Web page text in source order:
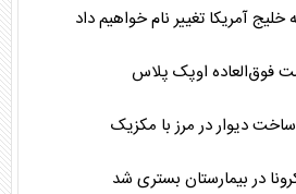
آمریکا تغییر نام خواهیم داد
فوق‌العاده اوپک پلاس
دیوار در مرز با مکزیک
در بیمارستان بستری شد